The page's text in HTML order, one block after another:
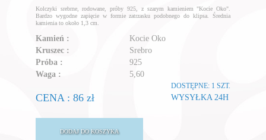
Kolczyki srebrne, rodowane, próby 925, z szarym kamieniem "Kocie Oko".
Bardzo wygodne zapięcie w formie zatrzasku podobnego do klipsa. Średnia
kamienia to około 1,3 cm.
Kamień :
Kocie Oko
Kruszec :
Srebro
Próba :
925
Waga :
5,60
CENA : 86 zł
DOSTĘPNE: 1 SZT.
WYSYŁKA 24H